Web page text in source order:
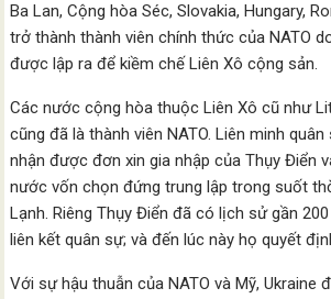
Ba Lan, Cộng hòa Séc, Slovakia, Hungary,
trở thành thành viên chính thức của NATO
được lập ra để kiềm chế Liên Xô cộng sản.
Các nước cộng hòa thuộc Liên Xô cũ như
cũng đã là thành viên NATO. Liên minh
nhận được đơn xin gia nhập của Thụy Điển
nước vốn chọn đứng trung lập trong suốt
Lạnh. Riêng Thụy Điển đã có lịch sử gần
liên kết quân sự; và đến lúc này họ quyết
Với sự hậu thuẫn của NATO và Mỹ, Ukraine